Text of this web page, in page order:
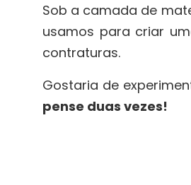
Sob a camada de
usamos para criar
contraturas.
Gostaria de
pense duas vezes!